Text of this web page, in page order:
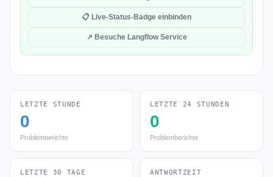
📋 Live-Status-Badge einbinden
↗ Besuche Langflow Service
LETZTE STUNDE
0
Problemberichte
LETZTE 24 STUNDEN
0
Problemberichte
LETZTE 30 TAGE ANTWORTZEIT